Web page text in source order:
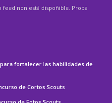
non está dispoñible. Proba
fortalecer las habilidades de
de Cortos Scouts